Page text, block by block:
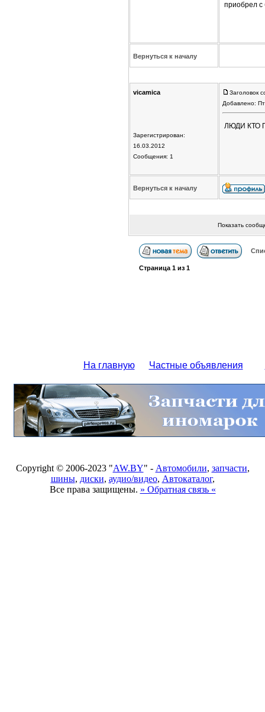
приобрел с
Вернуться к началу
vicamica
Зарегистрирован:
16.03.2012
Сообщения: 1
Заголовок
Добавлено:
ЛЮДИ КТО
Вернуться к началу
Показать
Страница 1из 1
На главную Частные объявления
Copyright © 2006-2023 "AW.BY" - Автомобили, запчасти,
шины, диски, аудио/видео, Автокаталог,
Все права защищены. » Обратная связь «